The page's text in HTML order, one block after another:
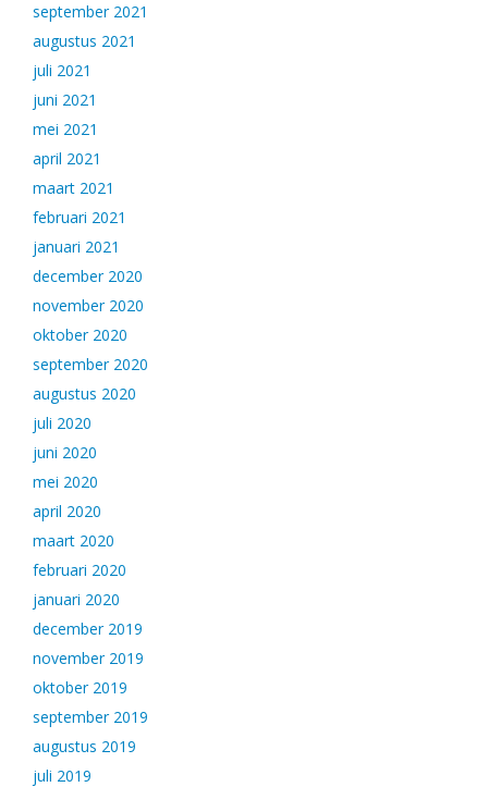
september 2021
augustus 2021
juli 2021
juni 2021
mei 2021
april 2021
maart 2021
februari 2021
januari 2021
december 2020
november 2020
oktober 2020
september 2020
augustus 2020
juli 2020
juni 2020
mei 2020
april 2020
maart 2020
februari 2020
januari 2020
december 2019
november 2019
oktober 2019
september 2019
augustus 2019
juli 2019